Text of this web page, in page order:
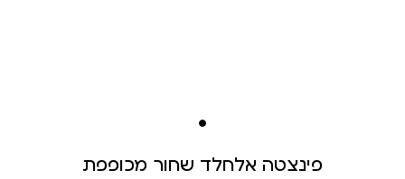
פינצטה אלחלד שחור מכופפת